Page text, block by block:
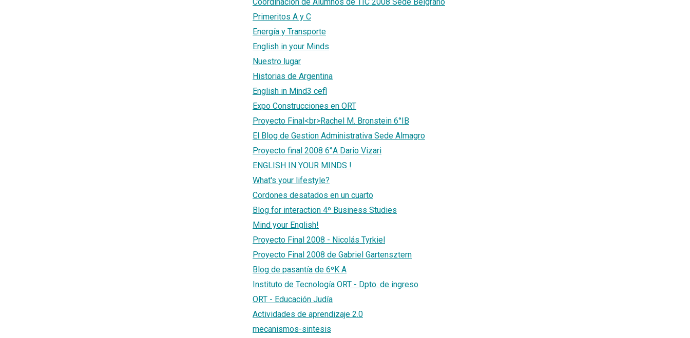
Primeritos A y C
Energía y Transporte
English in your Minds
Nuestro lugar
Historias de Argentina
English in Mind3 cefl
Expo Construcciones en ORT
Proyecto Final<br>Rachel M. Bronstein 6°IB
El Blog de Gestion Administrativa Sede Almagro
Proyecto final 2008 6°A Dario Vizari
ENGLISH IN YOUR MINDS !
What's your lifestyle?
Cordones desatados en un cuarto
Blog for interaction 4º Business Studies
Mind your English!
Proyecto Final 2008 - Nicolás Tyrkiel
Proyecto Final 2008 de Gabriel Gartensztern
Blog de pasantía de 6ºK A
Instituto de Tecnología ORT - Dpto. de ingreso
ORT - Educación Judía
Actividades de aprendizaje 2.0
mecanismos-sintesis